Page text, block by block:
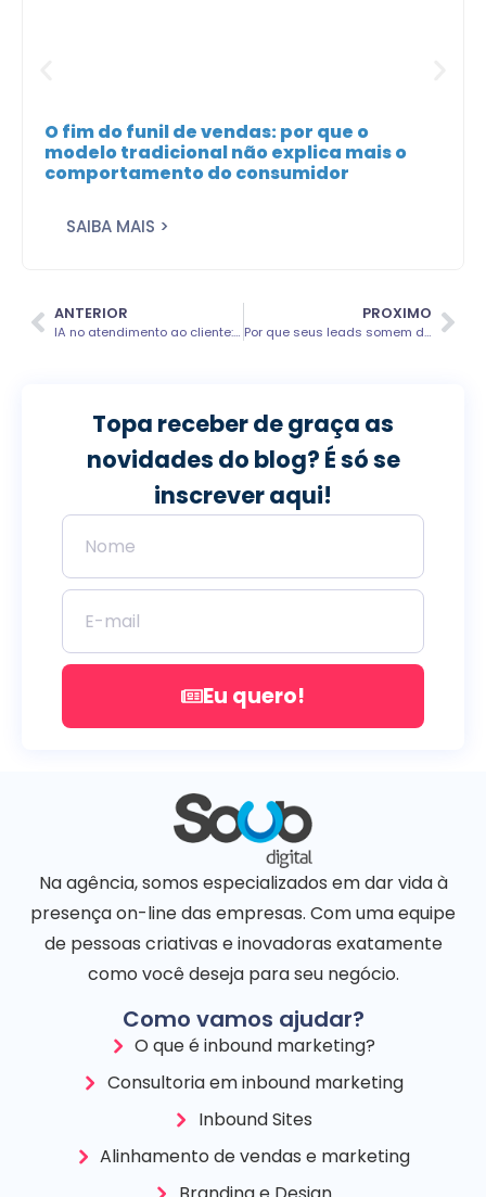
O fim do funil de vendas: por que o
modelo tradicional não explica mais o
comportamento do consumidor
SAIBA MAIS >
ANTERIOR
IA no atendimento ao cliente: o que funciona, o que não funciona e o que ninguém está te contando
PROXIMO
Por que seus leads somem depois do primeiro contato (e o que isso custa por mês)
Topa receber de graça as
novidades do blog? É só se
inscrever aqui!
Eu quero!
Na agência, somos especializados em dar vida à
presença on-line das empresas. Com uma equipe
de pessoas criativas e inovadoras exatamente
como você deseja para seu negócio.
Como vamos ajudar?
O que é inbound marketing?
Consultoria em inbound marketing
Inbound Sites
Alinhamento de vendas e marketing